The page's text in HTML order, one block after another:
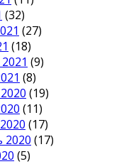
(32)
(27)
(18)
(9)
(8)
(19)
(11)
(17)
2020 (17)
(5)